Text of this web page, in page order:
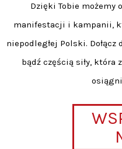
Dzięki Tobie możemy
manifestacji i kampanii,
niepodległej Polski.
bądź częścią siły, która